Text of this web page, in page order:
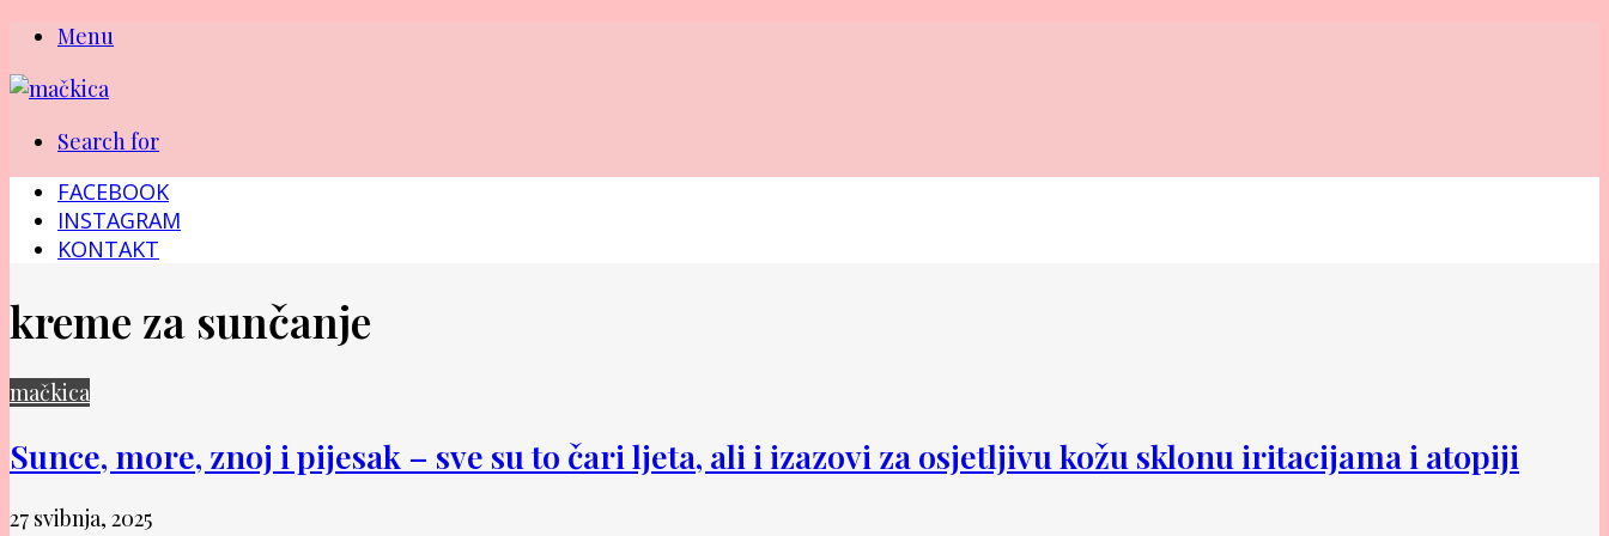
Menu
Search for
FACEBOOK
INSTAGRAM
KONTAKT
kreme za sunčanje
mačkica
Sunce, more, znoj i pijesak – sve su to čari ljeta, ali i izazovi za osjetljivu kožu sklonu iritacijama i atopiji
27 svibnja, 2025